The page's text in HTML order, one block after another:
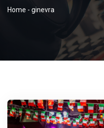
Home - ginevra